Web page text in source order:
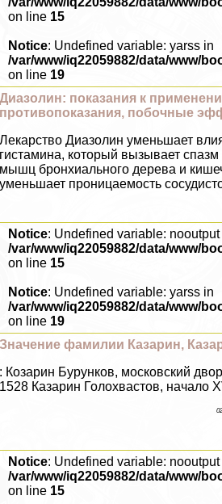
on line 15
Notice: Undefined variable: yarss in
/var/www/iq22059882/data/www/
on line 19
Диазолин: показания к
противопоказания, побочные
Лекарство Диазолин уменьшает
гистамина, который вызывает спазм
мышц бронхиального дерева и
уменьшает проницаемость
Notice: Undefined variable: nooutput
/var/www/iq22059882/data/www/
on line 15
Notice: Undefined variable: yarss in
/var/www/iq22059882/data/www/
on line 19
Значение фамилии Казарин,
: Козарин Бурунков, московский
1528 Казарин Голохвастов, начало
Notice: Undefined variable: nooutput
/var/www/iq22059882/data/www/
on line 15